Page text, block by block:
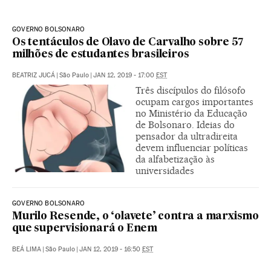
GOVERNO BOLSONARO
Os tentáculos de Olavo de Carvalho sobre 57
milhões de estudantes brasileiros
BEATRIZ JUCÁ São Paulo JAN 12, 2019 - 17:00 EST
Três discípulos do filósofo
ocupam cargos importantes
no Ministério da Educação
de Bolsonaro. Ideias do
pensador da ultradireita
devem influenciar políticas
da alfabetização às
universidades
GOVERNO BOLSONARO
Murilo Resende, o ‘olavete’ contra a marxismo
que supervisionará o Enem
BEÁ LIMA São Paulo JAN 12, 2019 - 16:50 EST